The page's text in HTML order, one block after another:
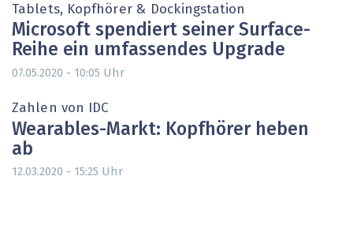
Tablets, Kopfhörer & Dockingstation
Microsoft spendiert seiner Surface-
Reihe ein umfassendes Upgrade
07.05.2020 - 10:05 Uhr
Zahlen von IDC
Wearables-Markt: Kopfhörer heben
ab
12.03.2020 - 15:25 Uhr